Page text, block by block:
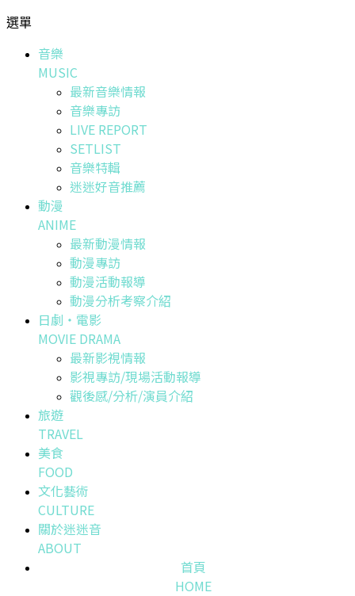
選單
音樂
MUSIC
最新音樂情報
音樂專訪
LIVE REPORT
SETLIST
音樂特輯
迷迷好音推薦
動漫
ANIME
最新動漫情報
動漫專訪
動漫活動報導
動漫分析考察介紹
日劇・電影
MOVIE DRAMA
最新影視情報
影視專訪/現場活動報導
觀後感/分析/演員介紹
旅遊
TRAVEL
美食
FOOD
文化藝術
CULTURE
關於迷迷音
ABOUT
首頁
HOME